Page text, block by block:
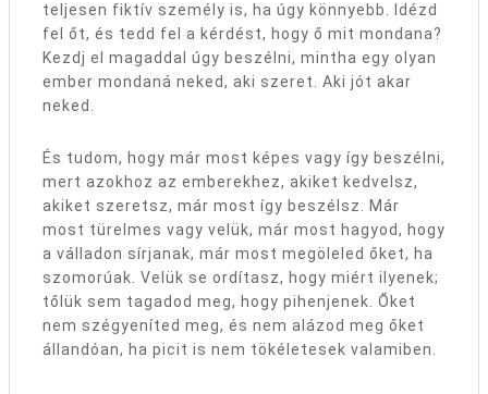
teljesen fiktív személy is, ha úgy könnyebb. Idézd
fel őt, és tedd fel a kérdést, hogy ő mit mondana?
Kezdj el magaddal úgy beszélni, mintha egy olyan
ember mondaná neked, aki szeret. Aki jót akar
neked.
És tudom, hogy már most képes vagy így beszélni,
mert azokhoz az emberekhez, akiket kedvelsz,
akiket szeretsz, már most így beszélsz. Már
most türelmes vagy velük, már most hagyod, hogy
a válladon sírjanak, már most megöleled őket, ha
szomorúak. Velük se ordítasz, hogy miért ilyenek;
tőlük sem tagadod meg, hogy pihenjenek. Őket
nem szégyeníted meg, és nem alázod meg őket
állandóan, ha picit is nem tökéletesek valamiben.